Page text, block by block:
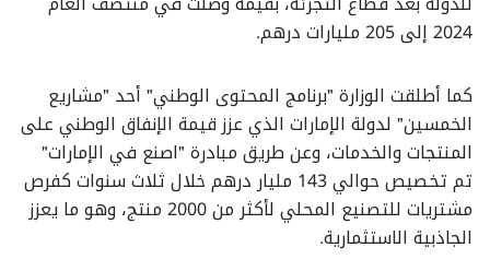
2024 إلى 205 مليارات درهم.
كما أطلقت الوزارة "برنامج المحتوى الوطني" أحد "مشاريع
الخمسين" لدولة الإمارات الذي عزز قيمة الإنفاق الوطني على
المنتجات والخدمات، وعن طريق مبادرة "اصنع في الإمارات"
تم تخصيص حوالي 143 مليار درهم خلال ثلاث سنوات كفرص
مشتريات للتصنيع المحلي لأكثر من 2000 منتج، وهو ما يعزز
الجاذبية الاستثمارية.